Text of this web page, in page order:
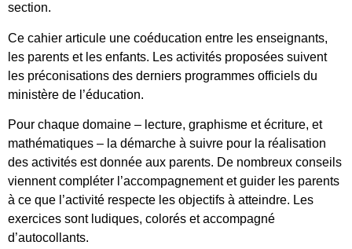
section.
Ce cahier articule une coéducation entre les enseignants,
les parents et les enfants. Les activités proposées suivent
les préconisations des derniers programmes officiels du
ministère de l’éducation.
Pour chaque domaine – lecture, graphisme et écriture, et
mathématiques – la démarche à suivre pour la réalisation
des activités est donnée aux parents. De nombreux conseils
viennent compléter l’accompagnement et guider les parents
à ce que l’activité respecte les objectifs à atteindre. Les
exercices sont ludiques, colorés et accompagné
d’autocollants.